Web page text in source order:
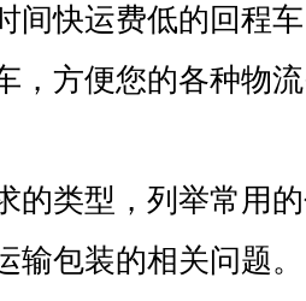
间快运费低的回程
，方便您的各种物
的类型，列举常用
输包装的相关问题。